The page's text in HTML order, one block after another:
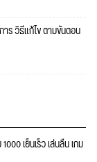
ร วิธีแก้ไข ตามขั้นตอน
เย็นเร็ว เล่นลื่น เกม